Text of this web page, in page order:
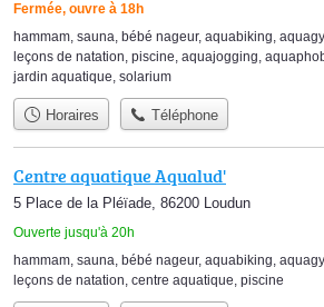
Fermée, ouvre à 18h
hammam, sauna, bébé nageur, aquabiking,
leçons de natation, piscine, aquajogging,
jardin aquatique, solarium
Horaires Téléphone
Centre aquatique Aqualud'
5 Place de la Pléïade, 86200 Loudun
Ouverte jusqu'à 20h
hammam sauna bébé nageur, aquabiking
leçons de natation centre aquatique piscine